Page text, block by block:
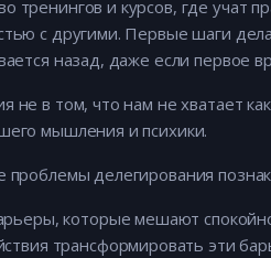
тренингов и курсов, где учат
с другими. Первые шаги
назад, даже если первое
не в том, что нам не хватает
мышления и психики.
делегирования
которые мешают
трансформировать эти